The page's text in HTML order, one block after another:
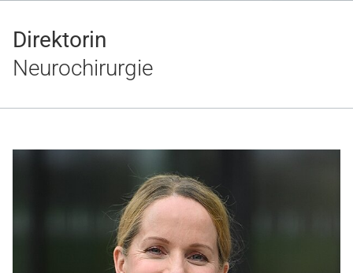
Beruf & Karriere
Notaufnahme
Direktorin
Neurochirurgie